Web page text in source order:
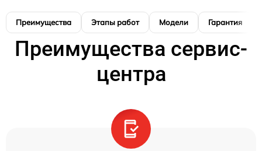
Преимущества Этапы работ Модели Гарантия
Преимущества сервис-
центра